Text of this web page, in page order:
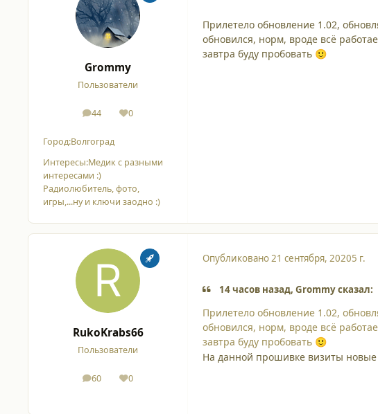
Grommy
Пользователи
44
сообщения
0
Репутация
Город:Волгоград
Интересы:Медик с разными
интересами :)
Радиолюбитель, фото,
игры,...ну и ключи заодно :)
Прилетело обновление 1.02,
обновился, норм, вроде всё
завтра буду пробовать 🙂
RukoKrabs66
Пользователи
60
сообщения
0
Репутация
Опубликовано 21 сентября, 20205 г.
14 часов назад, Grommy сказал:
Прилетело обновление 1.02,
обновился, норм, вроде всё
завтра буду пробовать 🙂
На данной прошивке визиты новые